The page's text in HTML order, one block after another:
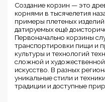
Создание корзин — это
корнями в тысячелетия
примеры плетеных изделий
датируемых ещё
Первоначально корзины
транспортировки пищи и
культуры и технологий
сложной и
искусство. В разных
уникальные стили и
традиции и доступные